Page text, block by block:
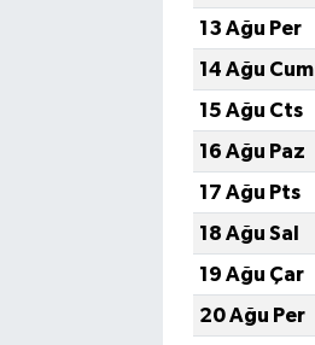
13 Ağu Per
14 Ağu Cum
15 Ağu Cts
16 Ağu Paz
17 Ağu Pts
18 Ağu Sal
19 Ağu Çar
20 Ağu Per